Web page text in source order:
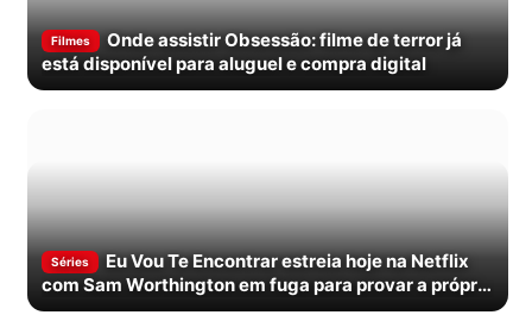
Filmes
Onde assistir Obsessão: filme de terror já
está disponível para aluguel e compra digital
Séries
Eu Vou Te Encontrar estreia hoje na Netflix
com Sam Worthington em fuga para provar a própria
inocência